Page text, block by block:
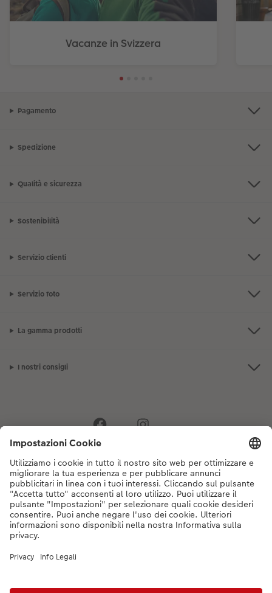
Vacanze in Svizzera
Pagamento
Spedizione
Qualità e sicurezza
Sostenibilità
Servizio clienti
Servizio foto
La gamma prodotti
I nostri consigli
Se hai domande sui prodotti o sull'ordine, non esitare a contattarci dal
lunedì alla domenica dalle 9:00 alle 20:00 (esclusi i giorni festivi) al
numero di telefono044 499 10 35 dal lunedì alla domenica, dalle 9:00 alle
20:00 (festività escluse)
DE|FR|IT